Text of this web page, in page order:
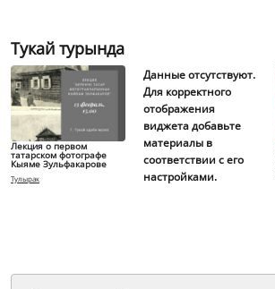
Тукай турында
Лекция о первом
татарском фотографе
Кыяме Зульфакарове
Тулырак
Данные отсутствуют.
Для корректного
отображения
виджета добавьте
материалы в
соответствии с его
настройками.